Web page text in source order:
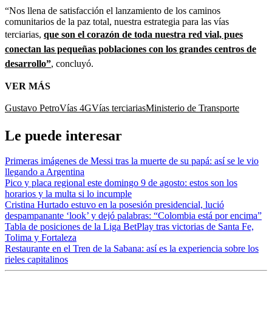
“Nos llena de satisfacción el lanzamiento de los caminos
comunitarios de la paz total, nuestra estrategia para las vías
terciarias, que son el corazón de toda nuestra red vial, pues
conectan las pequeñas poblaciones con los grandes centros de
desarrollo”, concluyó.
VER MÁS
Gustavo PetroVías 4GVías terciariasMinisterio de Transporte
Le puede interesar
Primeras imágenes de Messi tras la muerte de su papá: así se le vio
llegando a Argentina
Pico y placa regional este domingo 9 de agosto: estos son los
horarios y la multa si lo incumple
Cristina Hurtado estuvo en la posesión presidencial, lució
despampanante ‘look’ y dejó palabras: “Colombia está por encima”
Tabla de posiciones de la Liga BetPlay tras victorias de Santa Fe,
Tolima y Fortaleza
Restaurante en el Tren de la Sabana: así es la experiencia sobre los
rieles capitalinos